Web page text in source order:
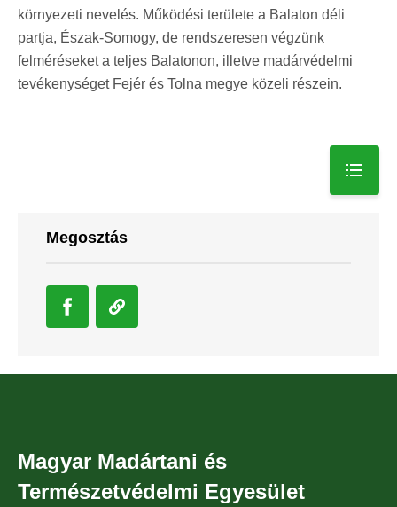
környezeti nevelés. Működési területe a Balaton déli
partja, Észak-Somogy, de rendszeresen végzünk
felméréseket a teljes Balatonon, illetve madárvédelmi
tevékenységet Fejér és Tolna megye közeli részein.
Megosztás
Magyar Madártani és
Természetvédelmi Egyesület